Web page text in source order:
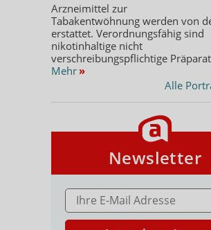
Arzneimittel zur
Tabakentwöhnung werden von
erstattet. Verordnungsfähig sind
nikotinhaltige nicht
verschreibungspflichtige
Mehr »
Alle
Newsletter
E-MAIL ADRESSE